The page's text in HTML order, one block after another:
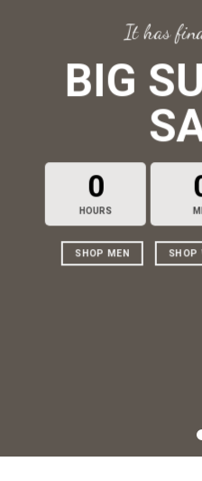
It has
BIG
0
HOURS
SHOP MEN SHOP